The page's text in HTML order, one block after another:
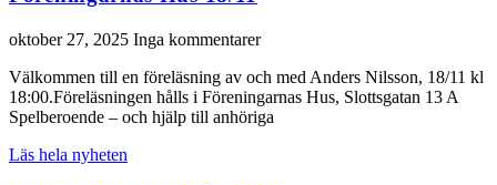
oktober 27, 2025 Inga kommentarer
Välkommen till en föreläsning av och med Anders Nilsson, 18/11 kl
18:00.Föreläsningen hålls i Föreningarnas Hus, Slottsgatan 13 A
Spelberoende – och hjälp till anhöriga
Läs hela nyheten